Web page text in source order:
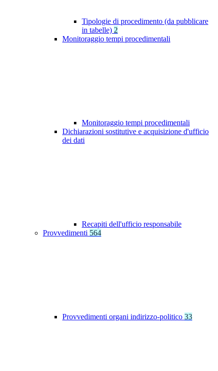
Tipologie di procedimento (da pubblicare
in tabelle) 2
Monitoraggio tempi procedimentali
Monitoraggio tempi procedimentali
Dichiarazioni sostitutive e acquisizione d'ufficio
dei dati
Recapiti dell'ufficio responsabile
Provvedimenti 564
Provvedimenti organi indirizzo-politico 33